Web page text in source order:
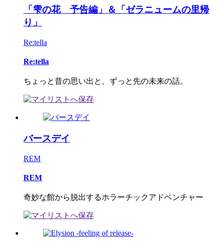
「雫の花 予告編」＆「ゼラニュームの里帰
り」
Re:tella
Re:tella
ちょっと昔の思い出と、ずっと先の未来の話。
バースデイ
REM
REM
奇妙な館から脱出するホラーチックアドベンチャー